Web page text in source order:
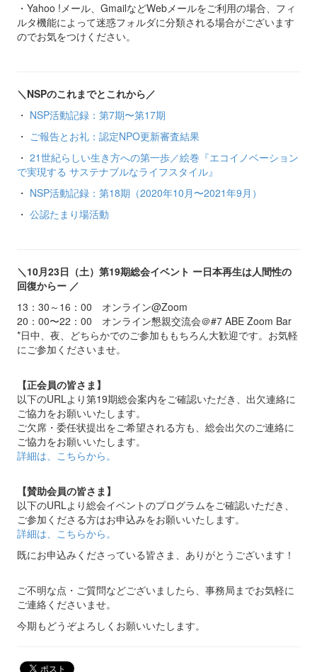
・Yahoo !メール、GmailなどWebメールをご利用の場合、フィ
ルタ機能によって迷惑フォルダに分類される場合がございます
のでお気をつけください。
＼NSPのこれまでとこれから／
・ NSP活動記録：第7期〜第17期
・ ご報告とお礼：認定NPO更新審査結果
・ 21世紀らしい生き方への第一歩／絵巻『エコイノベーション
で実現する サステナブルなライフスタイル』
・ NSP活動記録：第18期（2020年10月〜2021年9月）
・ 公認たまり場活動
＼10月23日（土）第19期総会イベント ー日本再生は人間性の
回復からー ／
13：30～16：00 オンライン@Zoom
20：00〜22：00 オンライン懇親交流会＠#7 ABE Zoom Bar
*日中、夜、どちらかでのご参加ももちろん大歓迎です。お気軽
にご参加くださいませ。
【正会員の皆さま】
以下のURLより第19期総会案内をご確認いただき、出欠連絡に
ご協力をお願いいたします。
ご欠席・委任状提出をご希望される方も、総会出欠のご連絡に
ご協力をお願いいたします。
詳細は、こちらから。
【賛助会員の皆さま】
以下のURLより総会イベントのプログラムをご確認いただき、
ご参加くださる方はお申込みをお願いいたします。
詳細は、こちらから。
既にお申込みくださっている皆さま、ありがとうございます！
ご不明な点・ご質問などございましたら、事務局までお気軽に
ご連絡くださいませ。
今期もどうぞよろしくお願いいたします。